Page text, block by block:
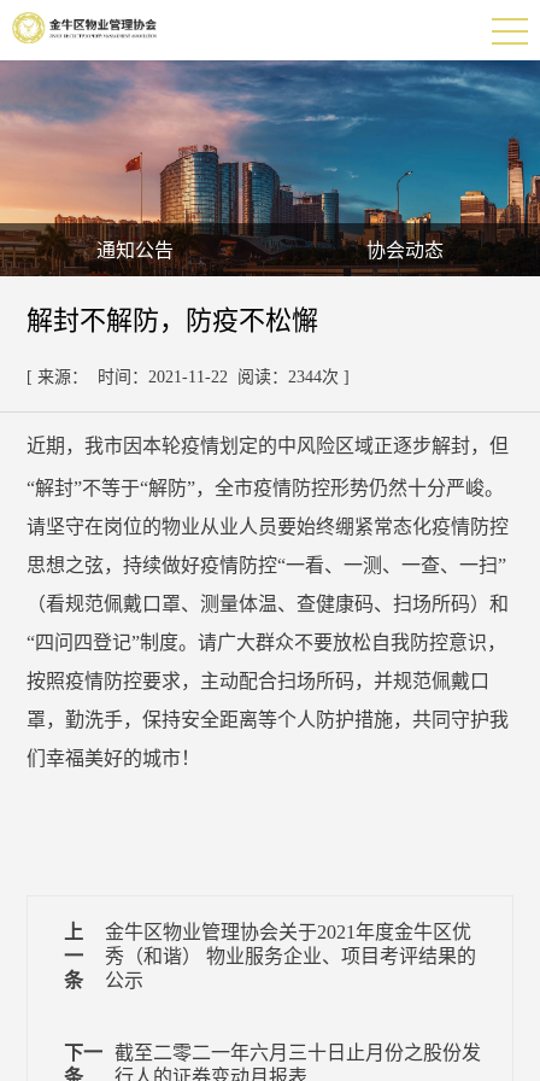
通知公告 协会动态
解封不解防，防疫不松懈
[ 来源： 时间：2021-11-22 阅读：2344次 ]
近期，我市因本轮疫情划定的中风险区域正逐步解封，但
“解封”不等于“解防”，全市疫情防控形势仍然十分严峻。
请坚守在岗位的物业从业人员要始终绷紧常态化疫情防控
思想之弦，持续做好疫情防控“一看、一测、一查、一扫”
（看规范佩戴口罩、测量体温、查健康码、扫场所码）和
“四问四登记”制度。请广大群众不要放松自我防控意识，
按照疫情防控要求，主动配合扫场所码，并规范佩戴口
罩，勤洗手，保持安全距离等个人防护措施，共同守护我
们幸福美好的城市！
上
一
条
金牛区物业管理协会关于2021年度金牛区优
秀（和谐） 物业服务企业、项目考评结果的
公示
下一
条
截至二零二一年六月三十日止月份之股份发
行人的证券变动月报表